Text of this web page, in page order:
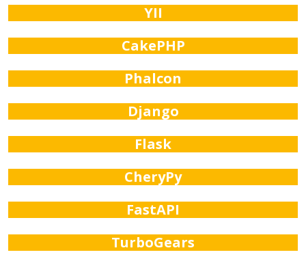
YII
CakePHP
Phalcon
Django
Flask
CheryPy
FastAPI
TurboGears